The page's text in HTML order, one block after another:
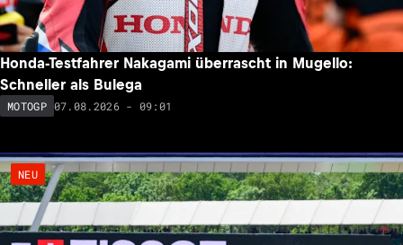
Honda-Testfahrer Nakagami überrascht in Mugello:
Schneller als Bulega
MOTOGP 07.08.2026 - 09:01
NEU